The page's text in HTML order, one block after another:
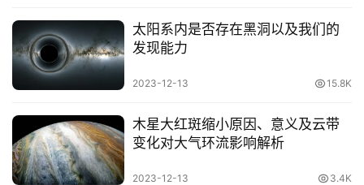
太阳系内是否存在黑洞以及我们的
发现能力
2023-12-13 15.8K
木星大红斑缩小原因、意义及云带
变化对大气环流影响解析
2023-12-13 3.4K